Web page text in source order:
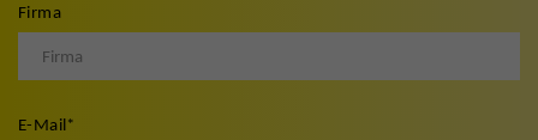
Firma
E-Mail*